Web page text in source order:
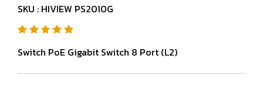
SKU : HIVIEW PS2010G
Switch PoE Gigabit Switch 8 Port (L2)